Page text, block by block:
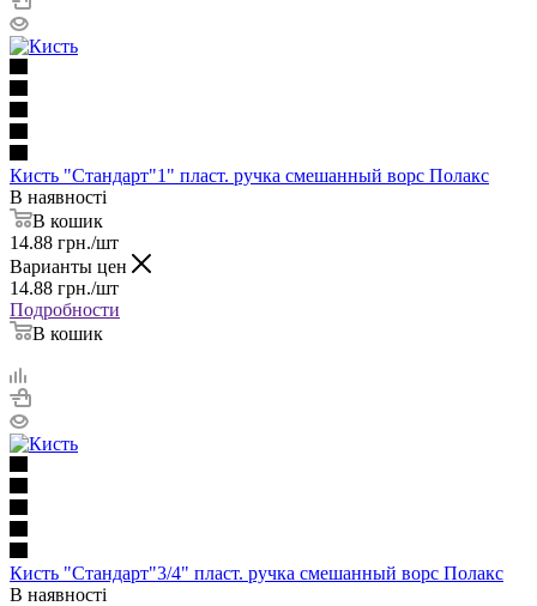
Кисть "Стандарт"1" пласт. ручка смешанный ворс Полакс
В наявності
В кошик
14.88 грн./шт
Варианты цен
14.88 грн./шт
Подробности
В кошик
Кисть "Стандарт"3/4" пласт. ручка смешанный ворс Полакс
В наявності